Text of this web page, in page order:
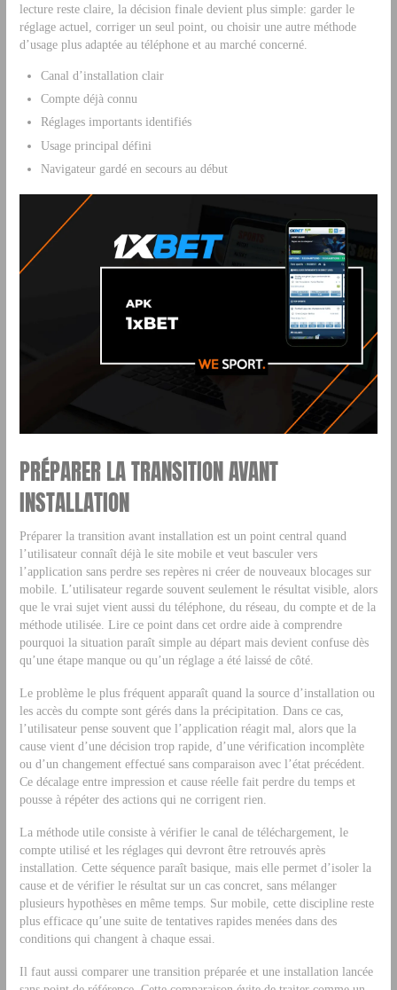
lecture reste claire, la décision finale devient plus simple: garder le
réglage actuel, corriger un seul point, ou choisir une autre méthode
d’usage plus adaptée au téléphone et au marché concerné.
Canal d’installation clair
Compte déjà connu
Réglages importants identifiés
Usage principal défini
Navigateur gardé en secours au début
PRÉPARER LA TRANSITION AVANT
INSTALLATION
Préparer la transition avant installation est un point central quand
l’utilisateur connaît déjà le site mobile et veut basculer vers
l’application sans perdre ses repères ni créer de nouveaux blocages sur
mobile. L’utilisateur regarde souvent seulement le résultat visible, alors
que le vrai sujet vient aussi du téléphone, du réseau, du compte et de la
méthode utilisée. Lire ce point dans cet ordre aide à comprendre
pourquoi la situation paraît simple au départ mais devient confuse dès
qu’une étape manque ou qu’un réglage a été laissé de côté.
Le problème le plus fréquent apparaît quand la source d’installation ou
les accès du compte sont gérés dans la précipitation. Dans ce cas,
l’utilisateur pense souvent que l’application réagit mal, alors que la
cause vient d’une décision trop rapide, d’une vérification incomplète
ou d’un changement effectué sans comparaison avec l’état précédent.
Ce décalage entre impression et cause réelle fait perdre du temps et
pousse à répéter des actions qui ne corrigent rien.
La méthode utile consiste à vérifier le canal de téléchargement, le
compte utilisé et les réglages qui devront être retrouvés après
installation. Cette séquence paraît basique, mais elle permet d’isoler la
cause et de vérifier le résultat sur un cas concret, sans mélanger
plusieurs hypothèses en même temps. Sur mobile, cette discipline reste
plus efficace qu’une suite de tentatives rapides menées dans des
conditions qui changent à chaque essai.
Il faut aussi comparer une transition préparée et une installation lancée